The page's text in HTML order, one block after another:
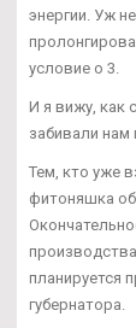
энергии. Уж
условие о 3.
И я вижу, как
забивали нам
Тем, кто уже
фитоняшка
планируется
губернатора.